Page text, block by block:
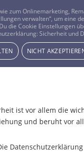
ist vor allem die
und beruht vor
zum Onlinemarketing,
verwalten“, um
die Cookie
Sicherheit und
NICHT